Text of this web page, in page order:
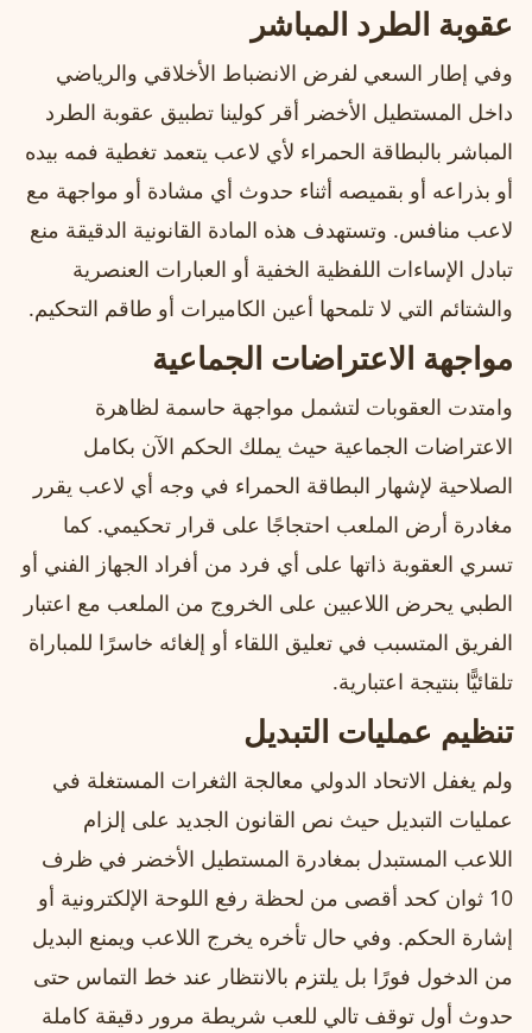
عقوبة الطرد المباشر
وفي إطار السعي لفرض الانضباط الأخلاقي والرياضي
داخل المستطيل الأخضر أقر كولينا تطبيق عقوبة الطرد
المباشر بالبطاقة الحمراء لأي لاعب يتعمد تغطية فمه بيده
أو بذراعه أو بقميصه أثناء حدوث أي مشادة أو مواجهة مع
لاعب منافس. وتستهدف هذه المادة القانونية الدقيقة منع
تبادل الإساءات اللفظية الخفية أو العبارات العنصرية
والشتائم التي لا تلمحها أعين الكاميرات أو طاقم التحكيم.
مواجهة الاعتراضات الجماعية
وامتدت العقوبات لتشمل مواجهة حاسمة لظاهرة
الاعتراضات الجماعية حيث يملك الحكم الآن بكامل
الصلاحية لإشهار البطاقة الحمراء في وجه أي لاعب يقرر
مغادرة أرض الملعب احتجاجًا على قرار تحكيمي. كما
تسري العقوبة ذاتها على أي فرد من أفراد الجهاز الفني أو
الطبي يحرض اللاعبين على الخروج من الملعب مع اعتبار
الفريق المتسبب في تعليق اللقاء أو إلغائه خاسرًا للمباراة
تلقائيًّا بنتيجة اعتبارية.
تنظيم عمليات التبديل
ولم يغفل الاتحاد الدولي معالجة الثغرات المستغلة في
عمليات التبديل حيث نص القانون الجديد على إلزام
اللاعب المستبدل بمغادرة المستطيل الأخضر في ظرف
10 ثوان كحد أقصى من لحظة رفع اللوحة الإلكترونية أو
إشارة الحكم. وفي حال تأخره يخرج اللاعب ويمنع البديل
من الدخول فورًا بل يلتزم بالانتظار عند خط التماس حتى
حدوث أول توقف تالي للعب شريطة مرور دقيقة كاملة